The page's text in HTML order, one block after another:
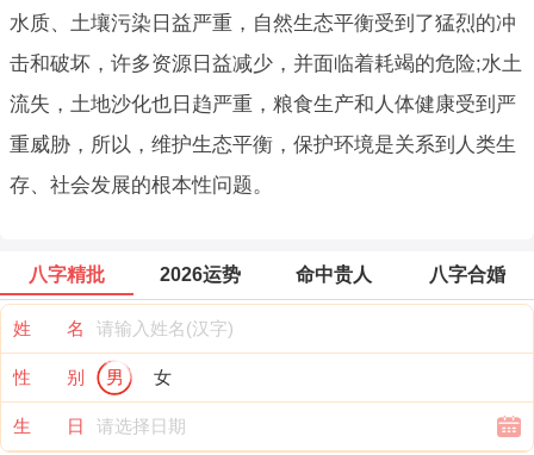
水质、土壤污染日益严重，自然生态平衡受到了猛烈的冲
击和破坏，许多资源日益减少，并面临着耗竭的危险;水土
流失，土地沙化也日趋严重，粮食生产和人体健康受到严
重威胁，所以，维护生态平衡，保护环境是关系到人类生
存、社会发展的根本性问题。
八字精批 2026运势 命中贵人 八字合婚
姓 名
性 别 男 女
生 日